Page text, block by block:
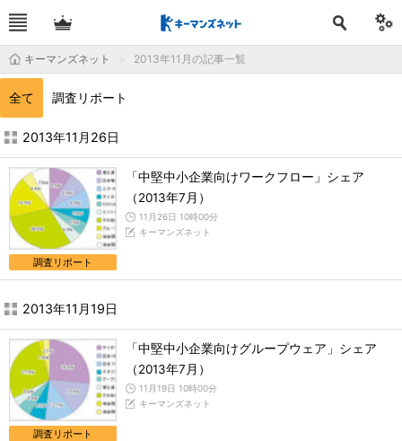
キーマンズネット 2013年11月の記事一覧
全て 調査リポート
2013年11月の記事一覧 - キーマンズネット
2013年11月26日
調査リポート
「中堅中小企業向けワークフロー」シェア
（2013年7月）
11月26日 10時00分
キーマンズネット
2013年11月19日
調査リポート
「中堅中小企業向けグループウェア」シェア
（2013年7月）
11月19日 10時00分
キーマンズネット